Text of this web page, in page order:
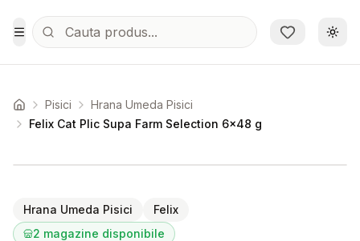
Sari la conținutul principal
Toggle Menu
Acasa Pisici
Hrana Umeda Pisici
Felix Cat Plic Supa Farm Selection 6x48 g
Hrana Umeda Pisici
Felix
2 magazine disponibile